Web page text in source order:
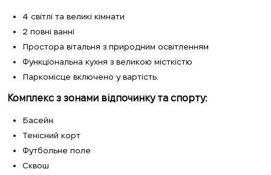
4 світлі та великі кімнати
2 повні ванні
Простора вітальня з природним освітленням
Функціональна кухня з великою місткістю
Паркомісце включено у вартість.
Комплекс з зонами відпочинку та спорту:
Басейн
Тенісний корт
Футбольне поле
Сквош